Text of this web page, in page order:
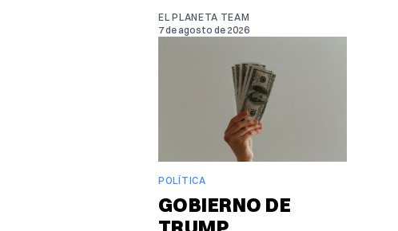
EL PLANETA TEAM
7 de agosto de 2026
POLÍTICA
GOBIERNO DE